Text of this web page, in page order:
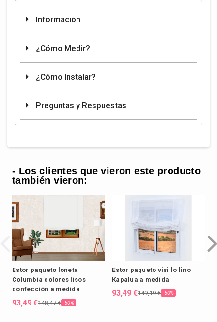
Información
¿Cómo Medir?
¿Cómo Instalar?
Preguntas y Respuestas
- Los clientes que vieron este producto
también vieron:
Estor paqueto loneta
Columbia colores lisos
confección a medida
93,49 €148,47 € -50%
Estor paqueto visillo lino
Kapalua a medida
93,49 €149,19 € -50%